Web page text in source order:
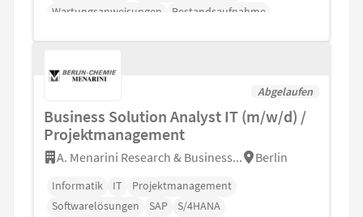
Wartungsanweisungen
Bestandsaufnahme
Abgelaufen
Business Solution Analyst IT (m/w/d) /
Projektmanagement
A. Menarini Research & Business... Berlin
Informatik IT
Projektmanagement
Softwarelösungen
SAP
S/4HANA